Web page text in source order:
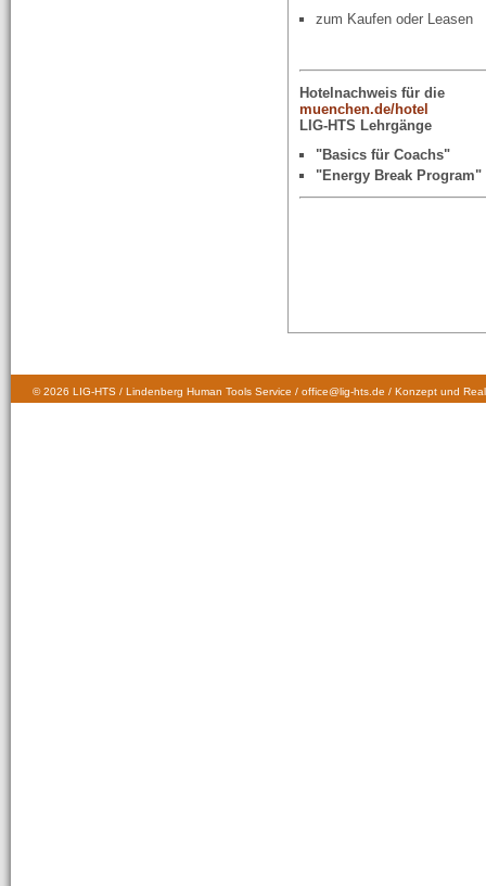
zum Kaufen oder Leasen
Hotelnachweis für
muenchen.de/hotel
LIG-HTS
"Basics für Coachs"
"Energy Break Program"
© 2026 LIG-HTS / Lindenberg Human Tools Service / office@lig-hts.de / Konzept und